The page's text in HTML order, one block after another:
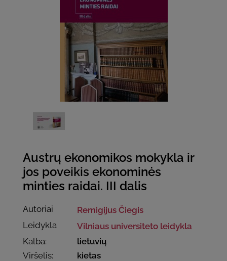
Austrų ekonomikos mokykla ir
jos poveikis ekonominės
minties raidai. III dalis
Autoriai
Remigijus Čiegis
Leidykla
Vilniaus universiteto leidykla
Kalba:
lietuvių
Viršelis:
kietas